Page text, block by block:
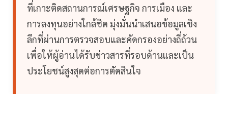
ที่เกาะติดสถานการณ์เศรษฐกิจ การเมือง และ
การลงทุนอย่างใกล้ชิด มุ่งมั่นนำเสนอข้อมูลเชิง
ลึกที่ผ่านการตรวจสอบและคัดกรองอย่างถี่ถ้วน
เพื่อให้ผู้อ่านได้รับข่าวสารที่รอบด้านและเป็น
ประโยชน์สูงสุดต่อการตัดสินใจ